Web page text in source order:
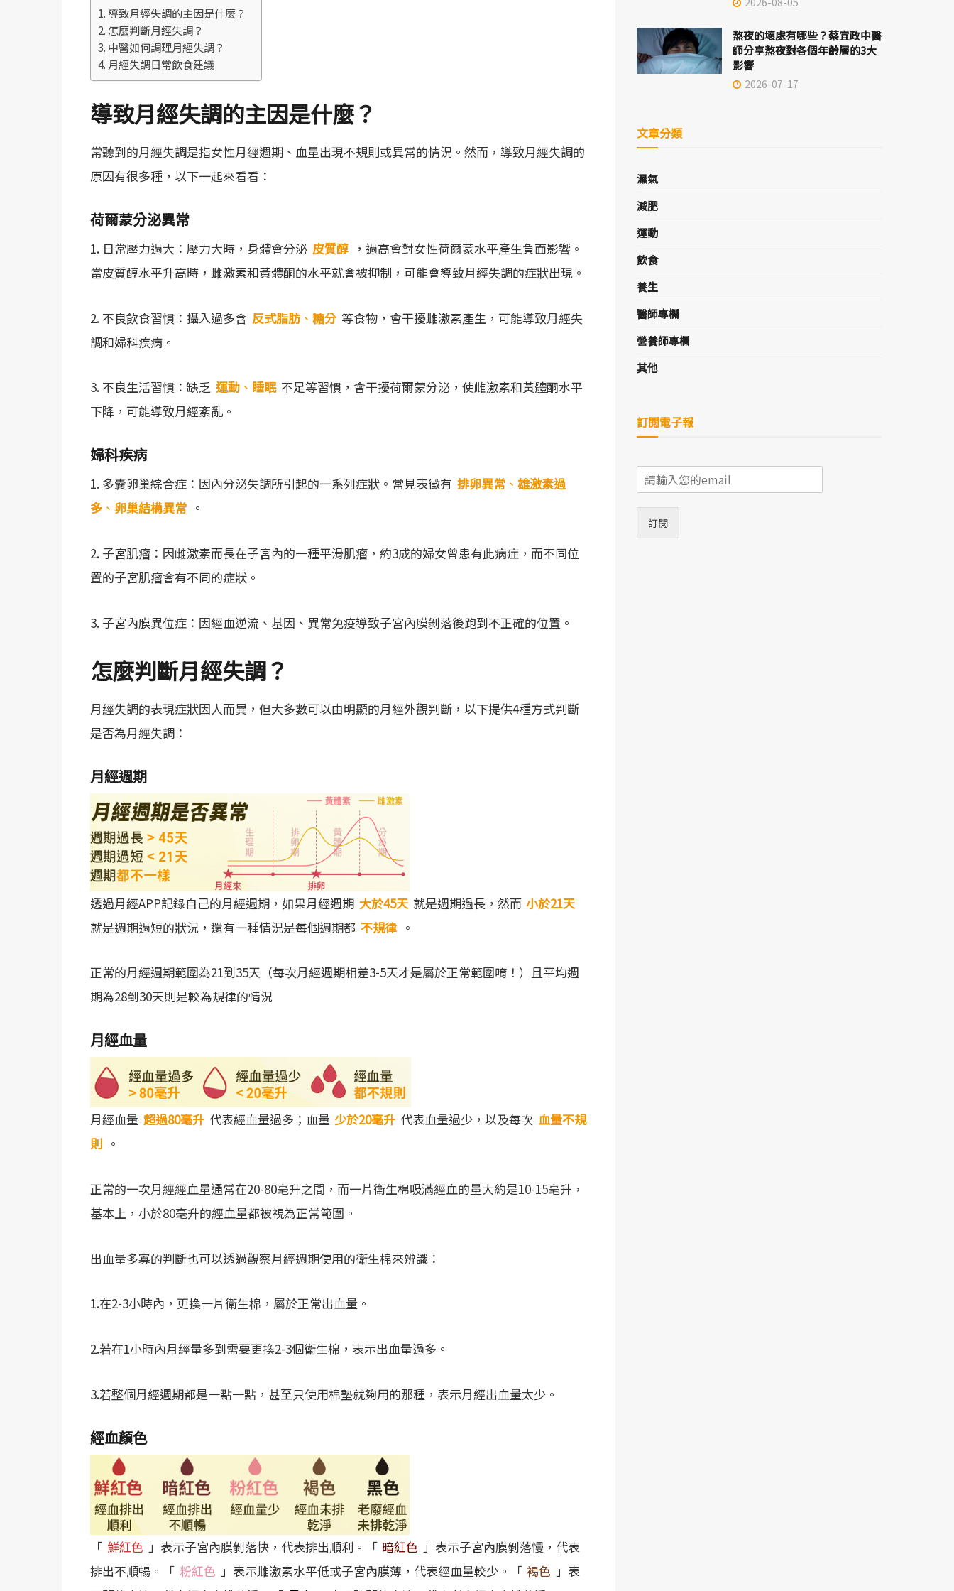
導致月經失調的主因是什麼？
怎麼判斷月經失調？
中醫如何調理月經失調？
月經失調日常飲食建議
導致月經失調的主因是什麼？
常聽到的月經失調是指女性月經週期、血量出現不規則或異常的情況。然而，導致月經失調的
原因有很多種，以下一起來看看：
荷爾蒙分泌異常
1. 日常壓力過大：壓力大時，身體會分泌 皮質醇 ，過高會對女性荷爾蒙水平產生負面影響。
當皮質醇水平升高時，雌激素和黃體酮的水平就會被抑制，可能會導致月經失調的症狀出現。
2. 不良飲食習慣：攝入過多含 反式脂肪、 糖分 等食物，會干擾雌激素產生，可能導致月經失
調和婦科疾病。
3. 不良生活習慣：缺乏 運動、 睡眠 不足等習慣，會干擾荷爾蒙分泌，使雌激素和黃體酮水平
下降，可能導致月經紊亂。
婦科疾病
1. 多囊卵巢綜合症：因內分泌失調所引起的一系列症狀。常見表徵有 排卵異常、 雄激素過
多 、 卵巢結構異常 。
2. 子宮肌瘤：因雌激素而長在子宮內的一種平滑肌瘤，約3成的婦女曾患有此病症，而不同位
置的子宮肌瘤會有不同的症狀。
3. 子宮內膜異位症：因經血逆流、基因、異常免疫導致子宮內膜剝落後跑到不正確的位置。
怎麼判斷月經失調？
月經失調的表現症狀因人而異，但大多數可以由明顯的月經外觀判斷，以下提供4種方式判斷
是否為月經失調：
月經週期
透過月經APP記錄自己的月經週期，如果月經週期 大於45天 就是週期過長，然而 小於21天
就是週期過短的狀況，還有一種情況是每個週期都 不規律 。
正常的月經週期範圍為21到35天（每次月經週期相差3-5天才是屬於正常範圍唷！）且平均週
期為28到30天則是較為規律的情況
月經血量
月經血量 超過80毫升 代表經血量過多；血量 少於20毫升 代表血量過少，以及每次 血量不規
則 。
正常的一次月經經血量通常在20-80毫升之間，而一片衛生棉吸滿經血的量大約是10-15毫升，
基本上，小於80毫升的經血量都被視為正常範圍。
出血量多寡的判斷也可以透過觀察月經週期使用的衛生棉來辨識：
1.在2-3小時內，更換一片衛生棉，屬於正常出血量。
2.若在1小時內月經量多到需要更換2-3個衛生棉，表示出血量過多。
3.若整個月經週期都是一點一點，甚至只使用棉墊就夠用的那種，表示月經出血量太少。
經血顏色
「 鮮紅色 」表示子宮內膜剝落快，代表排出順利。「 暗紅色 」表示子宮內膜剝落慢，代表
排出不順暢。「 粉紅色 」表示雌激素水平低或子宮內膜薄，代表經血量較少。「 褐色 」表
熬夜的壞處有哪些？蔡宜政中醫
師分享熬夜對各個年齡層的3大
影響
2026-07-17
文章分類
濕氣
減肥
運動
飲食
養生
醫師專欄
營養師專欄
其他
訂閱電子報
E
m
*
訂閱